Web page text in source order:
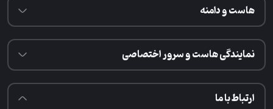
هاست و دامنه
نمایندگی هاست و سرور اختصاصی
ارتباط با ما